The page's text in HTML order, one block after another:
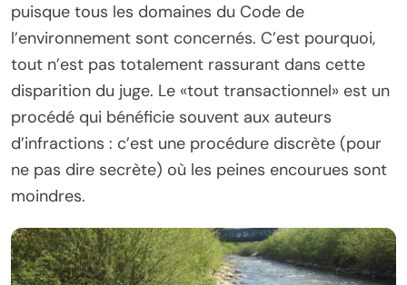
puisque tous les domaines du Code de
l’environnement sont concernés. C’est pourquoi,
tout n’est pas totalement rassurant dans cette
disparition du juge. Le «tout transactionnel» est un
procédé qui bénéficie souvent aux auteurs
d’infractions : c’est une procédure discrète (pour
ne pas dire secrète) où les peines encourues sont
moindres.